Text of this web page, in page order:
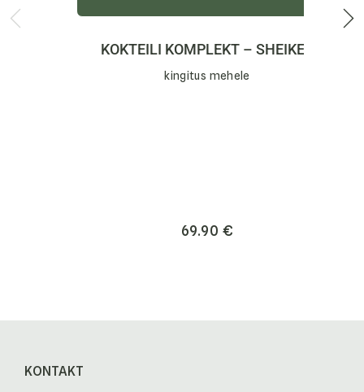
KOKTEILI KOMPLEKT – SHEIKER
kingitus mehele
69.90 €
KONTAKT